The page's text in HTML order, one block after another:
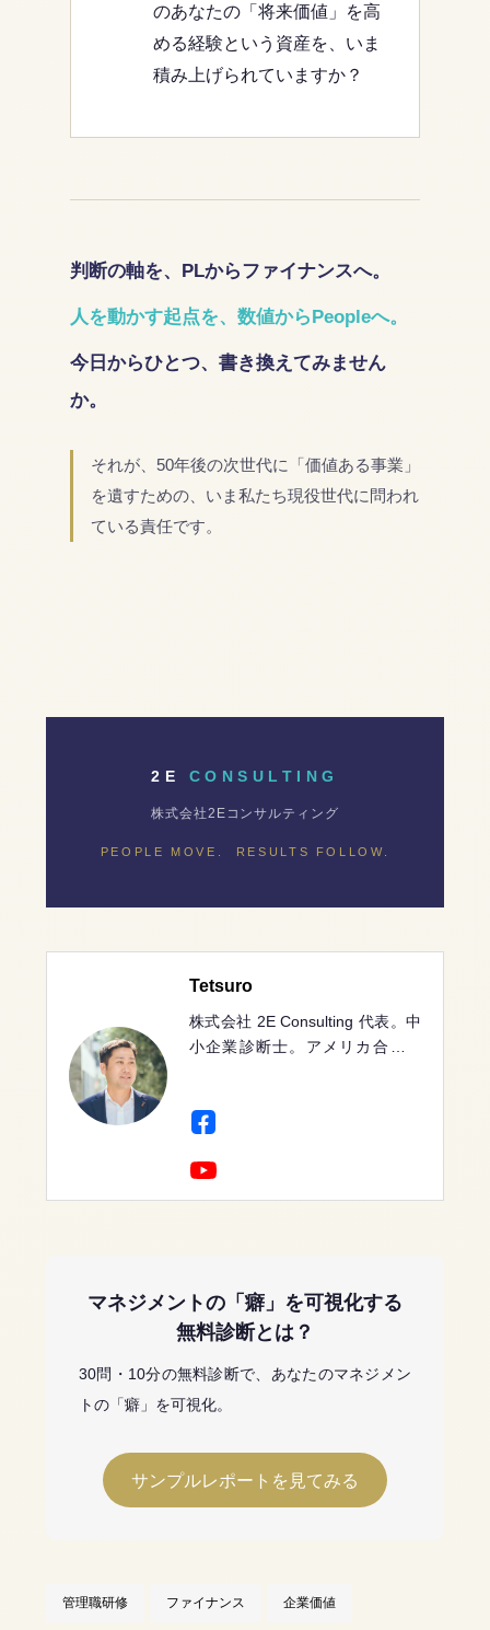
のあなたの「将来価値」を高
める経験という資産を、いま
積み上げられていますか？
判断の軸を、PLからファイナンスへ。
人を動かす起点を、数値からPeopleへ。
今日からひとつ、書き換えてみません
か。
それが、50年後の次世代に「価値ある事業」
を遺すための、いま私たち現役世代に問われ
ている責任です。
2E CONSULTING
株式会社2Eコンサルティング
PEOPLE MOVE. RESULTS FOLLOW.
Tetsuro
株式会社 2E Consulting 代表。中
小企業診断士。アメリカ合衆国
炭・鉄鉱石のトレーディング・事
ド・ドイツ・シンガポールに9年
間駐在。海外駐在において現地人
受講生にビジネススキルを教え
る。Harvard Business School
Development 修了（2019年）。
その後、独立し、中小企業診断士
経営改善に従事している。
マネジメントの「癖」を可視化する
無料診断とは？
30問・10分の無料診断で、あなたのマネジメン
トの「癖」を可視化。
サンプルレポートを見てみる
管理職研修 ファイナンス 企業価値